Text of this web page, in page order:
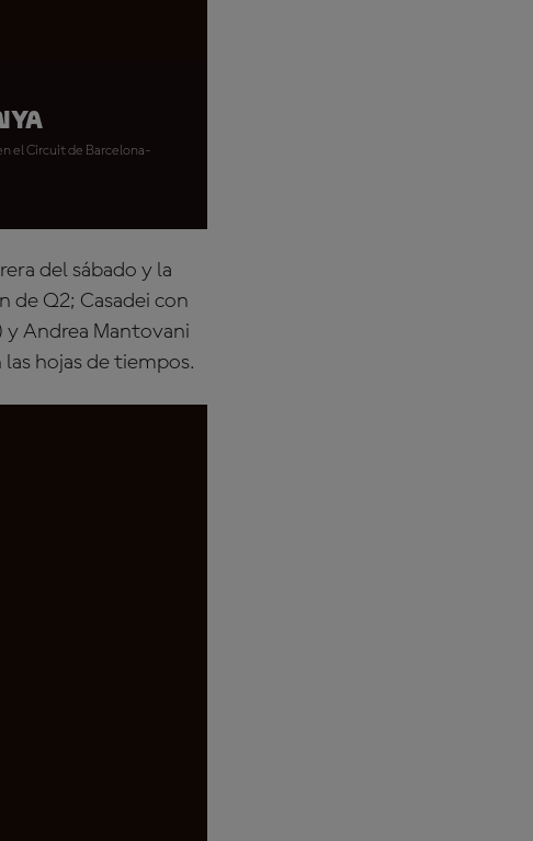
el Circuit de Barcelona-
del sábado y la
de Q2; Casadei con
y Andrea Mantovani
hojas de tiempos.